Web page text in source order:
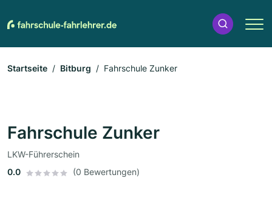
Startseite Bitburg Fahrschule Zunker
Fahrschule Zunker
LKW-Führerschein
0.0
(0 Bewertungen)